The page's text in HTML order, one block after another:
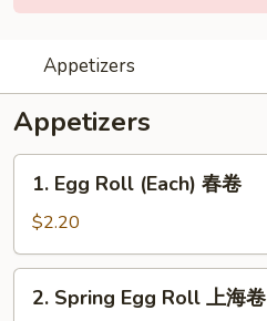
Appetizers
Appetizers
Egg
Roll
(Each)
春
1. Egg Roll (Each) 春卷
$2.20
Spring
2. Spring Egg Roll 上海卷